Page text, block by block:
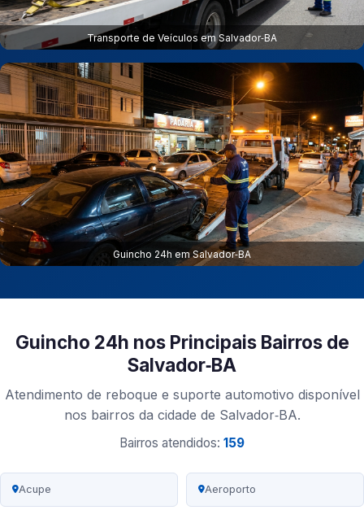
Transporte de Veículos em Salvador‑BA
Guincho 24h em Salvador‑BA
Guincho 24h nos Principais Bairros de
Salvador‑BA
Atendimento de reboque e suporte automotivo disponível
nos bairros da cidade de Salvador‑BA.
Bairros atendidos: 159
Acupe Aeroporto